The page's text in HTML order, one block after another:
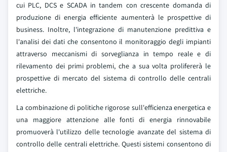
cui PLC, DCS e SCADA in tandem con crescente domanda di
produzione di energia efficiente aumenterà le prospettive di
business. Inoltre, l'integrazione di manutenzione predittiva e
l'analisi dei dati che consentono il monitoraggio degli impianti
attraverso meccanismi di sorveglianza in tempo reale e di
rilevamento dei primi problemi, che a sua volta prolifererà le
prospettive di mercato del sistema di controllo delle centrali
elettriche.
La combinazione di politiche rigorose sull'efficienza energetica e
una maggiore attenzione alle fonti di energia rinnovabile
promuoverà l'utilizzo delle tecnologie avanzate del sistema di
controllo delle centrali elettriche. Questi sistemi consentono di